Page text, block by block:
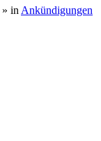
» in Ankündigungen